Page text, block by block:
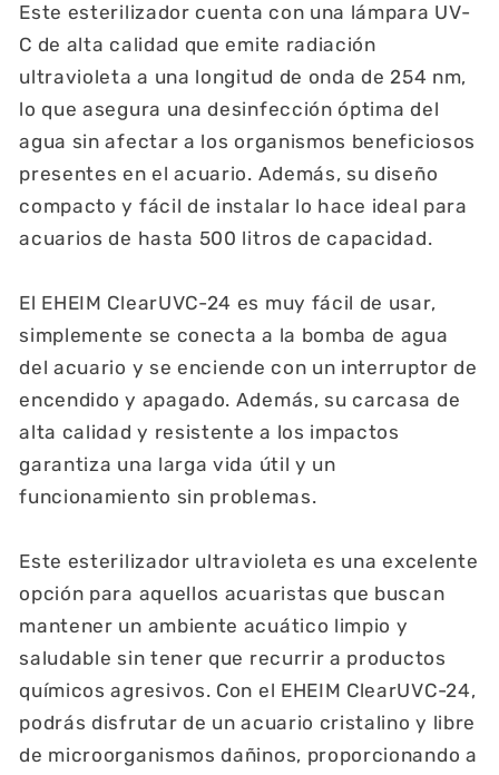
Este esterilizador cuenta con una lámpara UV-
C de alta calidad que emite radiación
ultravioleta a una longitud de onda de 254 nm,
lo que asegura una desinfección óptima del
agua sin afectar a los organismos beneficiosos
presentes en el acuario. Además, su diseño
compacto y fácil de instalar lo hace ideal para
acuarios de hasta 500 litros de capacidad.
El EHEIM ClearUVC-24 es muy fácil de usar,
simplemente se conecta a la bomba de agua
del acuario y se enciende con un interruptor de
encendido y apagado. Además, su carcasa de
alta calidad y resistente a los impactos
garantiza una larga vida útil y un
funcionamiento sin problemas.
Este esterilizador ultravioleta es una excelente
opción para aquellos acuaristas que buscan
mantener un ambiente acuático limpio y
saludable sin tener que recurrir a productos
químicos agresivos. Con el EHEIM ClearUVC-24,
podrás disfrutar de un acuario cristalino y libre
de microorganismos dañinos, proporcionando a